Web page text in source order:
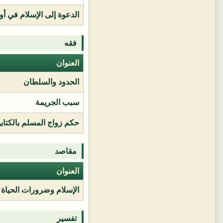
الدعوة إلى الإسلام في
فقه
العنوان
الحدود والسلطان
سبب الجريمة
حكم زواج المسلم
مقاصد
العنوان
الإسلام وضرورات الحياة
تفسير